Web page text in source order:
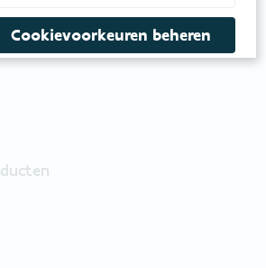
Cookievoorkeuren beheren